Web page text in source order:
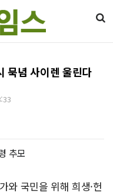
묵념 사이렌 울린다
추모
와 국민을 위해 희생·헌